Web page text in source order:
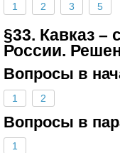
1 2 3 5
§33. Кавказ
России.
Вопросы в
1 2
Вопросы в
1